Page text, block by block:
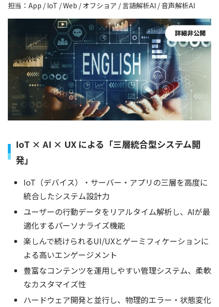
担当：App / IoT / Web / オフショア / 言語解析AI / 音声解析AI
IoT × AI × UX による「三層統合型システム開
発」
IoT（デバイス）・サーバー・アプリの三層を高度に
統合したシステム設計力
ユーザーの行動データをリアルタイム解析し、AIが最
適化するパーソナライズ機能
楽しんで続けられるUI/UXとゲーミフィケーションに
よる高いエンゲージメント
豊富なコンテンツを運用しやすい管理システム、柔軟
なカスタマイズ性
ハードウェア開発と並行し、物理的エラー・状態変化